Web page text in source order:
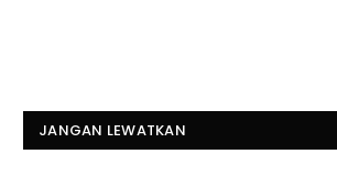
JANGAN LEWATKAN